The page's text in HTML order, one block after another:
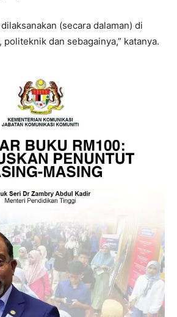
(secara dalaman) di
dan sebagainya,” katanya.